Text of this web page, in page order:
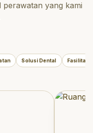
perawatan yang kami
Solusi Dental Fasilitas